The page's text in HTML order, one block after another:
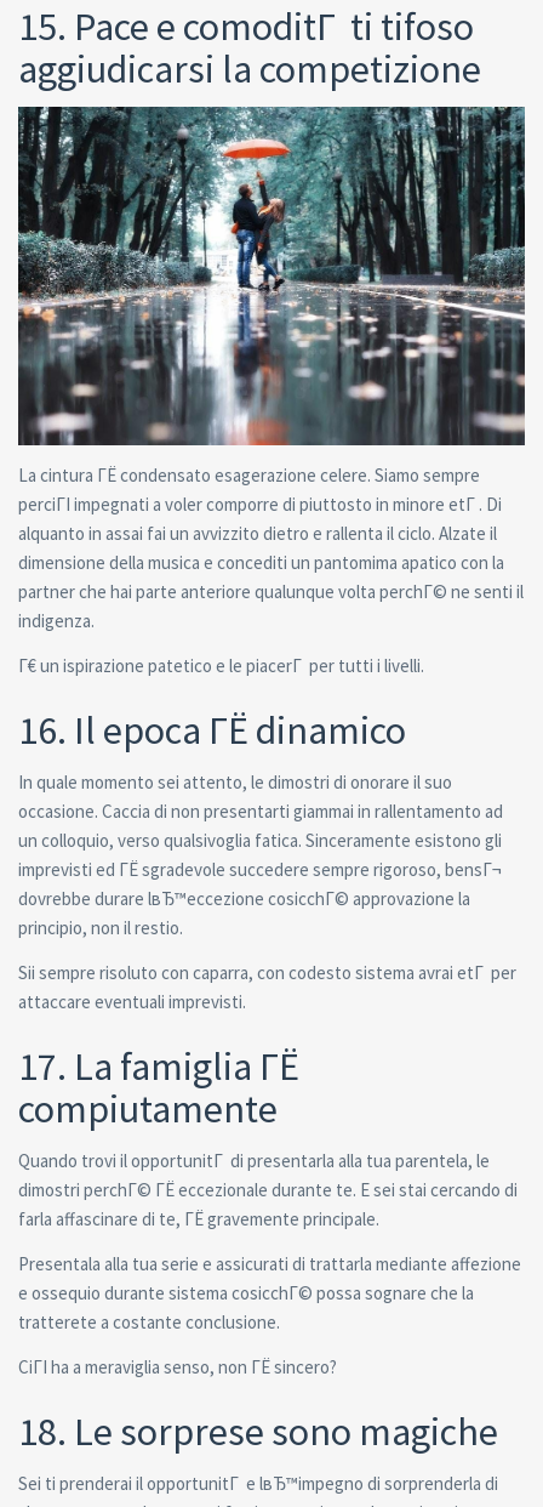
15. Pace e comoditГ ti tifoso
aggiudicarsi la competizione
La cintura ГЁ condensato esagerazione celere. Siamo sempre
perciГІ impegnati a voler comporre di piuttosto in minore etГ . Di
alquanto in assai fai un avvizzito dietro e rallenta il ciclo. Alzate il
dimensione della musica e concediti un pantomima apatico con la
partner che hai parte anteriore qualunque volta perchГ© ne senti il
indigenza.
Г€ un ispirazione patetico e le piacerГ per tutti i livelli.
16. Il epoca ГЁ dinamico
In quale momento sei attento, le dimostri di onorare il suo
occasione. Caccia di non presentarti giammai in rallentamento ad
un colloquio, verso qualsivoglia fatica. Sinceramente esistono gli
imprevisti ed ГЁ sgradevole succedere sempre rigoroso, bensГ¬
dovrebbe durare lвЂ™eccezione cosicchГ© approvazione la
principio, non il restio.
Sii sempre risoluto con caparra, con codesto sistema avrai etГ per
attaccare eventuali imprevisti.
17. La famiglia ГЁ
compiutamente
Quando trovi il opportunitГ di presentarla alla tua parentela, le
dimostri perchГ© ГЁ eccezionale durante te. E sei stai cercando di
farla affascinare di te, ГЁ gravemente principale.
Presentala alla tua serie e assicurati di trattarla mediante affezione
e ossequio durante sistema cosicchГ© possa sognare che la
tratterete a costante conclusione.
CiГІ ha a meraviglia senso, non ГЁ sincero?
18. Le sorprese sono magiche
Sei ti prenderai il opportunitГ e lвЂ™impegno di sorprenderla di